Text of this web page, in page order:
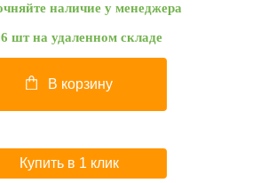
наличие у менеджера
6 шт на удаленном складе
В корзину
Купить в 1 клик